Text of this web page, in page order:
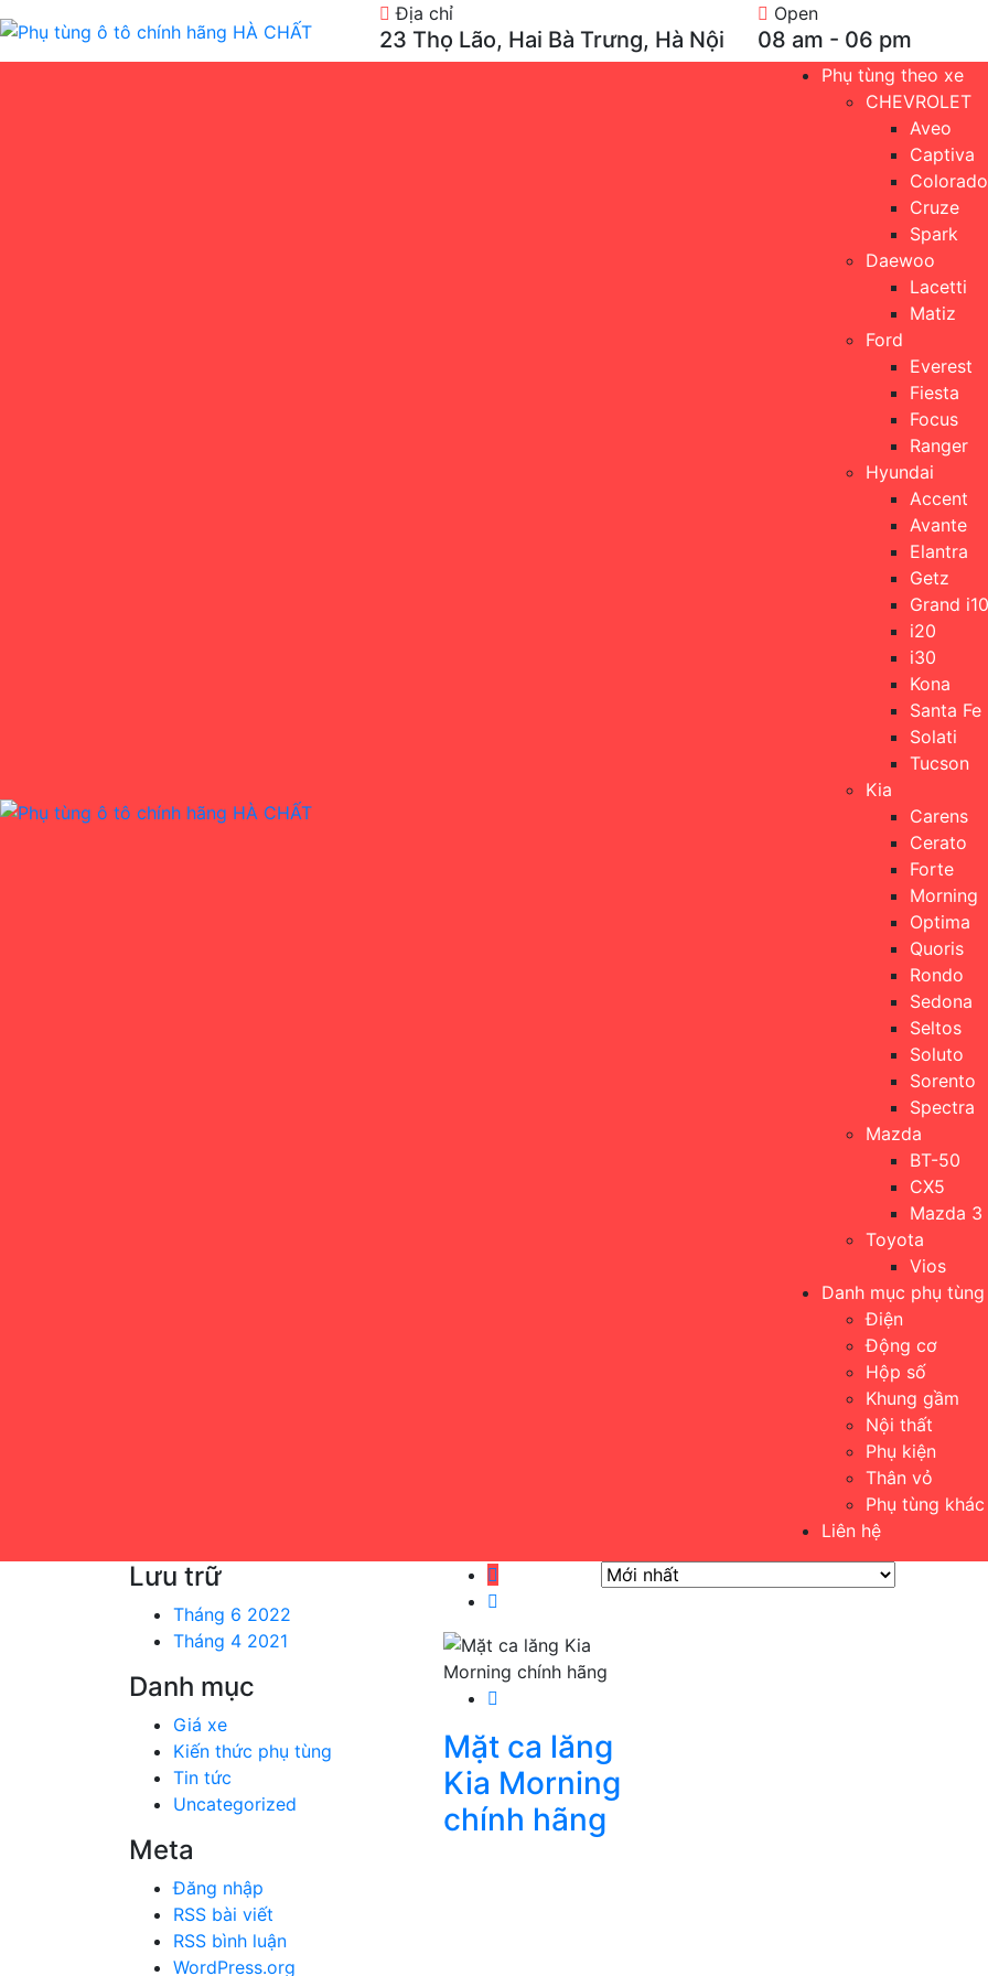
Địa chỉ
23 Thọ Lão, Hai Bà Trưng, Hà Nội
Open
08 am - 06 pm
Phụ tùng theo xe
CHEVROLET
Aveo
Captiva
Colorado
Cruze
Spark
Daewoo
Lacetti
Matiz
Ford
Everest
Fiesta
Focus
Ranger
Hyundai
Accent
Avante
Elantra
Getz
Grand i10
i20
i30
Kona
Santa Fe
Solati
Tucson
Kia
Carens
Cerato
Forte
Morning
Optima
Quoris
Rondo
Sedona
Seltos
Soluto
Sorento
Spectra
Mazda
BT-50
CX5
Mazda 3
Toyota
Vios
Danh mục phụ tùng
Điện
Động cơ
Hộp số
Khung gầm
Nội thất
Phụ kiện
Thân vỏ
Phụ tùng khác
Liên hệ
Lưu trữ
Tháng 6 2022
Tháng 4 2021
Danh mục
Giá xe
Kiến thức phụ tùng
Tin tức
Uncategorized
Meta
Đăng nhập
RSS bài viết
RSS bình luận
WordPress.org
Mặt ca lăng
Kia Morning
chính hãng